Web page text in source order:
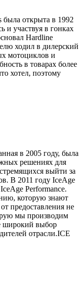
открыта в 1992
и участвуя в гонках
Hardline
ходил в дилерский
мотоциклов и
в товарах более
хотел, поэтому
в 2005 году, была
решениях для
выйти за
В 2011 году IceAge
Performance.
которую знают
предоставления не
мы производим
широкий выбор
отрасли.ICE